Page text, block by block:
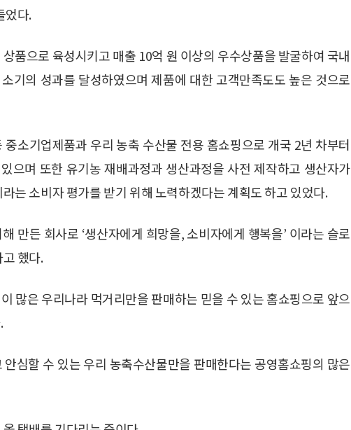
었다.
품으로 육성시키고 매출 10억 원 이상의 우수상품을 발굴하여 국내
기의 성과를 달성하였으며 제품에 대한 고객만족도도 높은 것으로
소기업제품과 우리 농축 수산물 전용 홈쇼핑으로 개국 2년 차부터
으며 또한 유기농 재배과정과 생산과정을 사전 제작하고 생산자가
는 소비자 평가를 받기 위해 노력하겠다는 계획도 하고 있었다.
만든 회사로 ‘생산자에게 희망을, 소비자에게 행복을’ 이라는 슬로
했다.
많은 우리나라 먹거리만을 판매하는 믿을 수 있는 홈쇼핑으로 앞으
심할 수 있는 우리 농축수산물만을 판매한다는 공영홈쇼핑의 많은